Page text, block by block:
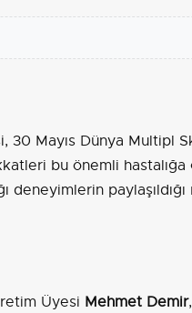
30 Mayıs Dünya Multipl
bu önemli
deneyimlerin
Üyesi Mehmet Demir